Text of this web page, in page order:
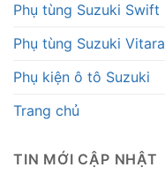
Phụ tùng Suzuki Swift
Phụ tùng Suzuki Vitara
Phụ kiện ô tô Suzuki
Trang chủ
TIN MỚI CẬP NHẬT